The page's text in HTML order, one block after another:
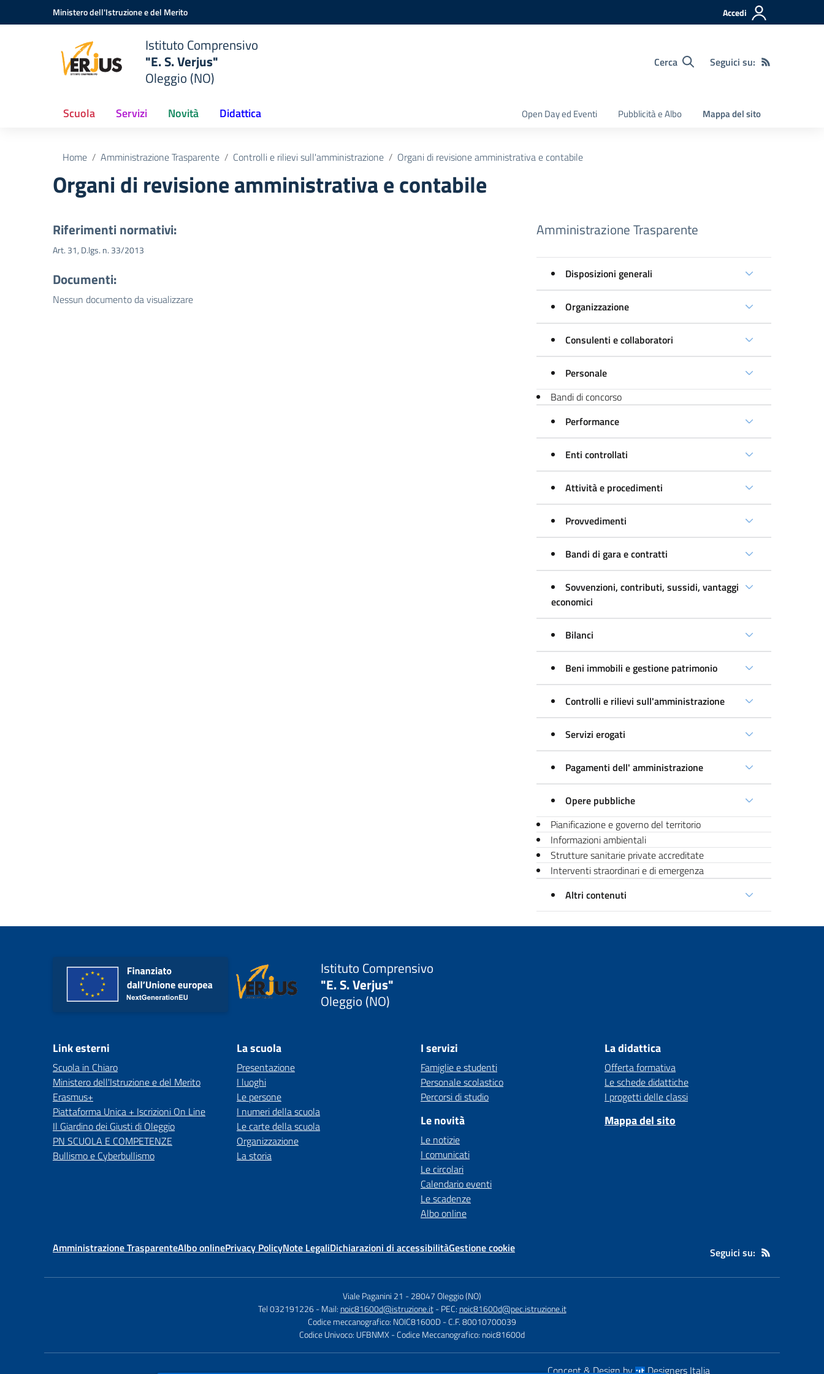
Vai ai contenuti
Vai al menu di navigazioneMinistero dell'Istruzione e del Merito Accedi
Istituto Comprensivo
"E. S. Verjus"
Oleggio (NO)
Cerca Seguici su:
Scuola Servizi Novità Didattica Open Day ed Eventi Pubblicità e Albo Mappa del sito
Home Amministrazione Trasparente Controlli e rilievi sull'amministrazione Organi di revisione amministrativa e contabile
Organi di revisione amministrativa e contabile
Riferimenti normativi:
Art. 31, D.lgs. n. 33/2013
Documenti:
Nessun documento da visualizzare
Amministrazione Trasparente
Disposizioni generali
Organizzazione
Consulenti e collaboratori
Personale
Bandi di concorso
Performance
Enti controllati
Attività e procedimenti
Provvedimenti
Bandi di gara e contratti
Sovvenzioni, contributi, sussidi, vantaggi
economici
Bilanci
Beni immobili e gestione patrimonio
Controlli e rilievi sull'amministrazione
Servizi erogati
Pagamenti dell' amministrazione
Opere pubbliche
Pianificazione e governo del territorio
Informazioni ambientali
Strutture sanitarie private accreditate
Interventi straordinari e di emergenza
Altri contenuti
Istituto Comprensivo
"E. S. Verjus"
Oleggio (NO)
Link esterni
Scuola in Chiaro
Ministero dell'Istruzione e del Merito
Erasmus+
Piattaforma Unica + Iscrizioni On Line
Il Giardino dei Giusti di Oleggio
PN SCUOLA E COMPETENZE
Bullismo e Cyberbullismo
La scuola
Presentazione
I luoghi
Le persone
I numeri della scuola
Le carte della scuola
Organizzazione
La storia
I servizi
Famiglie e studenti
Personale scolastico
Percorsi di studio
Le novità
Le notizie
I comunicati
Le circolari
Calendario eventi
Le scadenze
Albo online
La didattica
Offerta formativa
Le schede didattiche
I progetti delle classi
Mappa del sito
Amministrazione TrasparenteAlbo onlinePrivacy PolicyNote LegaliDichiarazioni di accessibilitàGestione cookie Seguici su:
Viale Paganini 21 -28047 Oleggio (NO)
Tel 032191226 - Mail: noic81600d@istruzione.it - PEC: noic81600d@pec.istruzione.it
Codice meccanografico: NOIC81600D- C.F. 80010700039
Codice Univoco: UFBNMX- Codice Meccanografico: noic81600d
Concept & Design by Designers Italia